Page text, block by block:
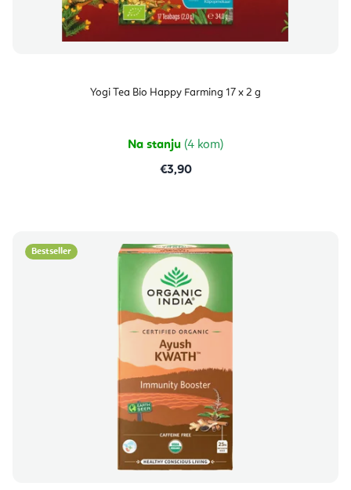
Yogi Tea Bio Happy Farming 17 x 2 g
Na stanju (4 kom)
€3,90
Bestseller